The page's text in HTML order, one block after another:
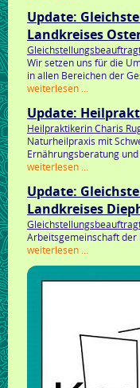
erfolgreich
mit
strategie
Update:
Landkreises
Wir setzen uns für die
in allen Bereichen der
weiterlesen …
des
landkreises
osterholz
Update:
Heilpraktikerin Charis
Naturheilpraxis mit
Ernährungsberatung
weiterlesen …
charis
rugen
Update:
Landkreises
Arbeitsgemeinschaft
weiterlesen …